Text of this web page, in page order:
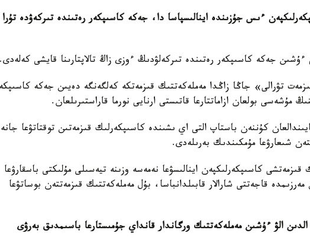
ءىس جۇزىندە اينالىسپاسا دا، جەكە كاسىپكەر رەتىندە تىركەۋدە تۇرا
جەكە كاسىپكەر رەتىندە تىركەلۋدىڭ ءوزى زاڭ تالاپتارىنا قايشى كەلەدى.
تۋرالى» جاڭا زاڭدا مەملەكەتتىك قىزمەتكە كەلگەنگە دەيىن جەكە
مۇشەسى بولعان ازاماتتارعا قاتىستى ارنايى نورما قاراستىرىلعان.
كۇننەن باستاپ التى اي ىشىندە كاسىپكەرلىك قىزمەتىن توقتاتۋعا جانە
شىعارۋعا مۇمكىندىك بەرىلەدى.
كاسىپكەرلىكپەن اينالىسۋعا نەمەسە وزىنە تيەسىلى مۇلىكتى باسقارۋعا
قاجەتتى شارالار قابىلدانباسا، بۇل مەملەكەتتىك قىزمەتتەن بوساتۋعا
الۋ ءۇشىن مەملەكەتتىك ورگاندار قانداي جۇمىستارعا باسىمدىق بەرۋى